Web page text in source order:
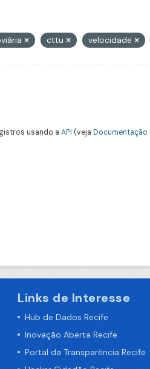
cttu velocidade
usando a API (veja Documentação
Links de Interesse
Hub de Dados Recife
Inovação Aberta Recife
Portal da Transparência Recife